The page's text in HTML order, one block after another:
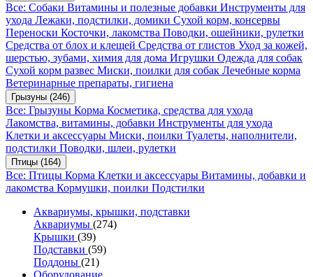
Все: Собаки Витамины и полезные добавки Инструменты для
ухода Лежаки, подстилки, домики Сухой корм, консервы
Переноски Косточки, лакомства Поводки, ошейники, рулетки
Средства от блох и клещей Средства от глистов Уход за кожей,
шерстью, зубами, химия для дома Игрушки Одежда для собак
Сухой корм развес Миски, поилки для собак Лечебные корма
Ветеринарные препараты, гигиена
Грызуны (246)
Все: Грызуны Корма Косметика, средства для ухода
Лакомства, витамины, добавки Инструменты для ухода
Клетки и аксессуары Миски, поилки Туалеты, наполнители,
подстилки Поводки, шлеи, рулетки
Птицы (164)
Все: Птицы Корма Клетки и аксессуары Витамины, добавки и
лакомства Кормушки, поилки Подстилки
Аквариумы, крышки, подставки
Аквариумы (274)
Крышки (39)
Подставки (59)
Поддоны (21)
Оборудование